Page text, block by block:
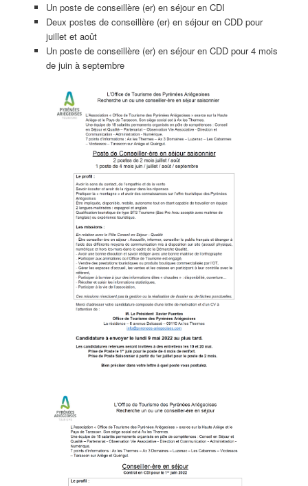
Un poste de conseillère (er) en séjour en CDI
Deux postes de conseillère (er) en séjour en CDD pour
juillet et août
Un poste de conseillère (er) en séjour en CDD pour 4 mois
de juin à septembre